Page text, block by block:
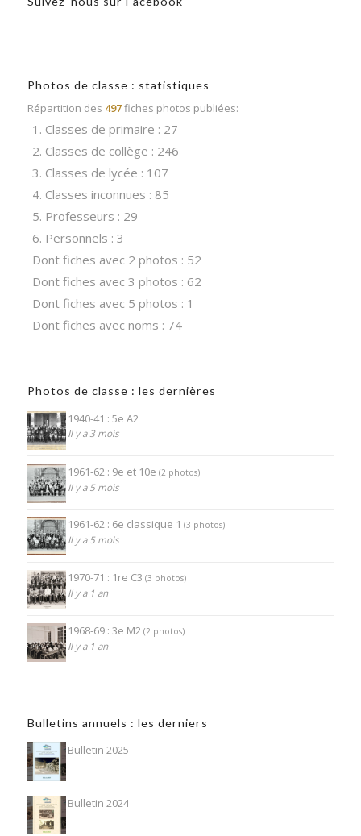
Photos de classe : statistiques
Répartition des 497fiches photos publiées:
1. Classes de primaire : 27
2. Classes de collège : 246
3. Classes de lycée : 107
4. Classes inconnues : 85
5. Professeurs : 29
6. Personnels : 3
Dont fiches avec 2 photos : 52
Dont fiches avec 3 photos : 62
Dont fiches avec 5 photos : 1
Dont fiches avec noms : 74
Photos de classe : les dernières
1940-41 : 5e A2
Il y a 3 mois
1961-62 : 9e et 10e (2 photos)
Il y a 5 mois
1961-62 : 6e classique 1 (3 photos)
Il y a 5 mois
1970-71 : 1re C3 (3 photos)
Il y a 1 an
1968-69 : 3e M2 (2 photos)
Il y a 1 an
Bulletins annuels : les derniers
Bulletin 2025
Bulletin 2024